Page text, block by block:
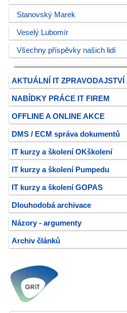
Stanovský Marek
Veselý Lubomír
Všechny příspěvky našich lidí
AKTUÁLNÍ IT ZPRAVODAJSTVÍ
NABÍDKY PRÁCE IT FIREM
OFFLINE A ONLINE AKCE
DMS / ECM správa dokumentů
IT kurzy a školení OKškolení
IT kurzy a školení Pumpedu
IT kurzy a školení GOPAS
Dlouhodobá archivace
Názory - argumenty
Archiv článků